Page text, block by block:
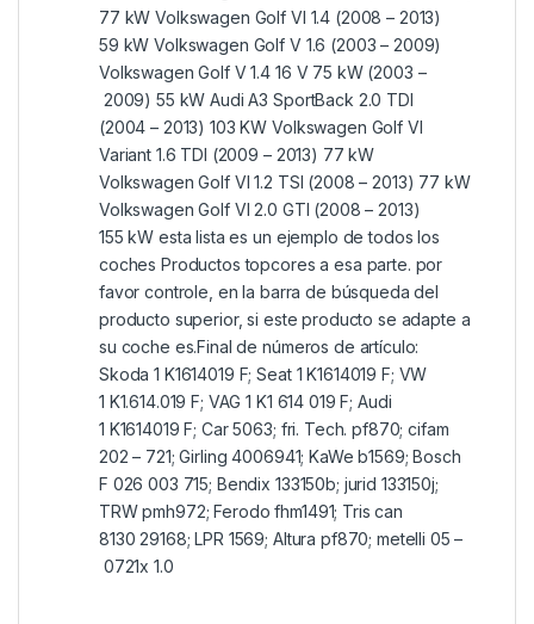
77 kW Volkswagen Golf VI 1.4 (2008 – 2013)
59 kW Volkswagen Golf V 1.6 (2003 – 2009)
Volkswagen Golf V 1.4 16 V 75 kW (2003 –
2009) 55 kW Audi A3 SportBack 2.0 TDI
(2004 – 2013) 103 KW Volkswagen Golf VI
Variant 1.6 TDI (2009 – 2013) 77 kW
Volkswagen Golf VI 1.2 TSI (2008 – 2013) 77 kW
Volkswagen Golf VI 2.0 GTI (2008 – 2013)
155 kW esta lista es un ejemplo de todos los
coches Productos topcores a esa parte. por
favor controle, en la barra de búsqueda del
producto superior, si este producto se adapte a
su coche es.Final de números de artículo:
Skoda 1 K1614019 F; Seat 1 K1614019 F; VW
1 K1.614.019 F; VAG 1 K1 614 019 F; Audi
1 K1614019 F; Car 5063; fri. Tech. pf870; cifam
202 – 721; Girling 4006941; KaWe b1569; Bosch
F 026 003 715; Bendix 133150b; jurid 133150j;
TRW pmh972; Ferodo fhm1491; Tris can
8130 29168; LPR 1569; Altura pf870; metelli 05 –
0721x 1.0